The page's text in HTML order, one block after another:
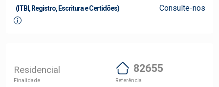
(ITBI, Registro, Escritura e Certidões) Consulte-nos
Residencial
Finalidade
82655
Referência